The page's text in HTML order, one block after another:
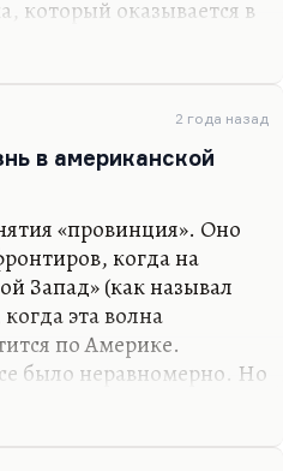
который оказывается в
наверное, снял бы
в современной
Понимаете, всех
гендерной
моему, совсем
проблема как
секс и отношения.
возможен ли секс
2 года назад
в американской
«провинция». Оно
когда на
Запад» (как называл
эта волна
по Америке.
было неравномерно. Но
проехать три минуты,